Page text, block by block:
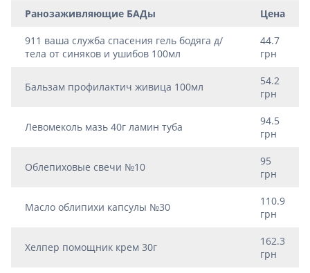
Ранозаживляющие БАДы Цена
911 ваша служба спасения гель бодяга д/
тела от синяков и ушибов 100мл
44.7
грн
Бальзам профилактич живица 100мл
54.2
грн
Левомеколь мазь 40г ламин туба
94.5
грн
Облепиховые свечи №10
95
грн
Масло облипихи капсулы №30
110.9
грн
Хелпер помощник крем 30г
162.3
грн